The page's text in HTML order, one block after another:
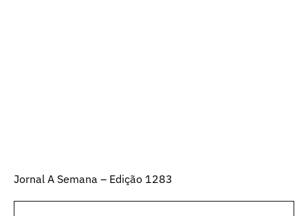
Jornal A Semana – Edição 1283